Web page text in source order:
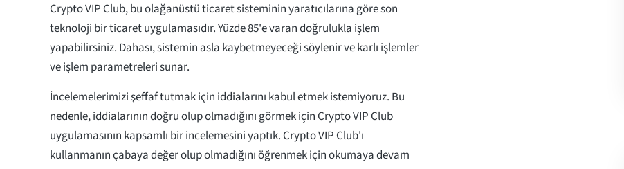
Crypto VIP Club, bu olağanüstü ticaret sisteminin yaratıcılarına göre son
teknoloji bir ticaret uygulamasıdır. Yüzde 85'e varan doğrulukla işlem
yapabilirsiniz. Dahası, sistemin asla kaybetmeyeceği söylenir ve karlı işlemler
ve işlem parametreleri sunar.
İncelemelerimizi şeffaf tutmak için iddialarını kabul etmek istemiyoruz. Bu
nedenle, iddialarının doğru olup olmadığını görmek için Crypto VIP Club
uygulamasının kapsamlı bir incelemesini yaptık. Crypto VIP Club'ı
kullanmanın çabaya değer olup olmadığını öğrenmek için okumaya devam